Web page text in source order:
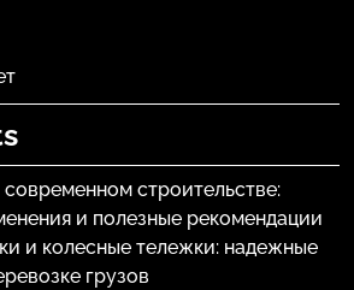
строительстве:
и полезные рекомендации
и колесные тележки: надежные
грузов